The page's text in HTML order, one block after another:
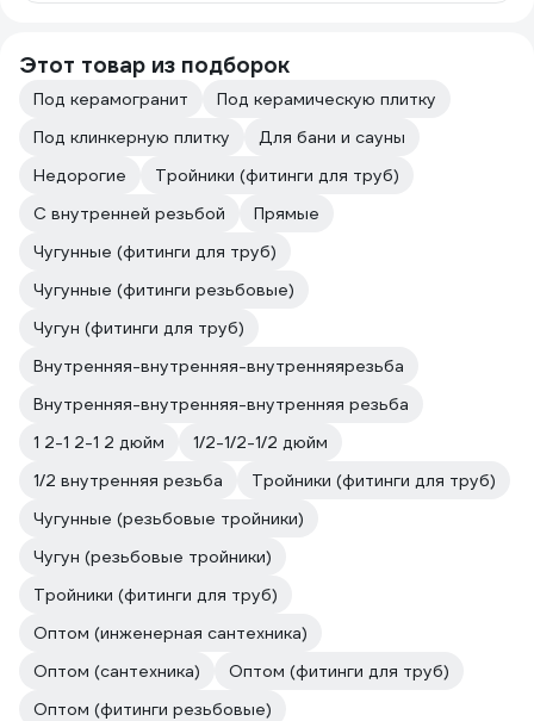
Этот товар из подборок
Под керамогранит
Под керамическую плитку
Под клинкерную плитку
Для бани и сауны
Недорогие
Тройники (фитинги для труб)
С внутренней резьбой
Прямые
Чугунные (фитинги для труб)
Чугунные (фитинги резьбовые)
Чугун (фитинги для труб)
Внутренняя-внутренняя-внутренняярезьба
Внутренняя-внутренняя-внутренняя резьба
1 2-1 2-1 2 дюйм
1/2-1/2-1/2 дюйм
1/2 внутренняя резьба
Тройники (фитинги для труб)
Чугунные (резьбовые тройники)
Чугун (резьбовые тройники)
Тройники (фитинги для труб)
Оптом (инженерная сантехника)
Оптом (сантехника)
Оптом (фитинги для труб)
Оптом (фитинги резьбовые)